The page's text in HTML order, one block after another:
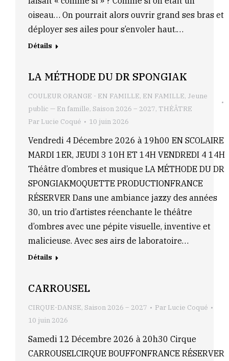
oiseau… On pourrait alors ouvrir grand ses bras et
déployer ses ailes pour s’envoler haut.…
Détails
LA MÉTHODE DU DR SPONGIAK
COULEUR ORANGE - EN FAMILLE, EN FAMILLE, Jeune
public — En famille, Saison 2026 – 2027, THÉÂTRE
Par Lucie Coqué 10 juin 2026
Vendredi 4 Décembre 2026 à 19h00 EN SCOLAIRE
MARDI 1ER, JEUDI 3 10H ET 14H VENDREDI 4 14H
Théâtre d’ombres et musique LA MÉTHODE DU DR
SPONGIAKMOQUETTE PRODUCTIONFRANCE
RÉSERVER Dans une ambiance jazzy des années
30, un trio d’artistes réenchante le théâtre
d’ombres avec une pépite visuelle, inventive et
malicieuse. Avec ses airs de laboratoire…
Détails
CARROUSEL
CIRQUE-DANSE, Saison 2026 – 2027 Par Lucie Coqué
10 juin 2026
Samedi 12 Décembre 2026 à 20h30 Cirque
CARROUSELCIRQUE BOUFFONFRANCE RÉSERVER